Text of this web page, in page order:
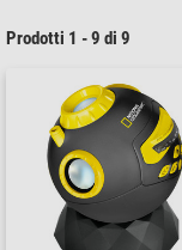
Prodotti 1 - 9 di 9